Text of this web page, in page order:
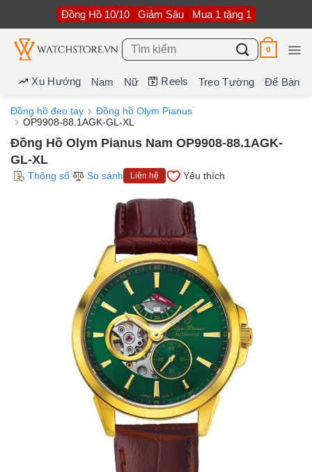
nội
dung
Đồng Hồ 10/10 Giảm Sâu Mua 1 tặng 1
Tìm
kiếm:
0
Xu Hướng Nam Nữ Reels Treo Tường Để Bàn
Đồng hồ đeo tay
Đồng hồ Olym Pianus
OP9908-88.1AGK-GL-XL
Đồng Hồ Olym Pianus Nam OP9908-88.1AGK-
GL-XL
Thông số So sánh Liên hệ Yêu thích